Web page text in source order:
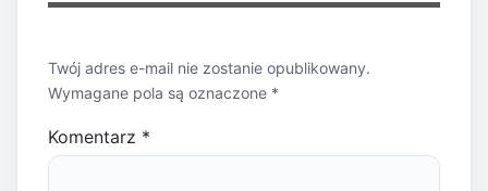
Twój adres e-mail nie zostanie opublikowany.
Wymagane pola są oznaczone *
Komentarz *